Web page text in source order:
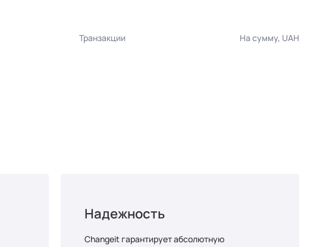
Транзакции На сумму, UAH
Надежность
Changeit гарантирует абсолютную